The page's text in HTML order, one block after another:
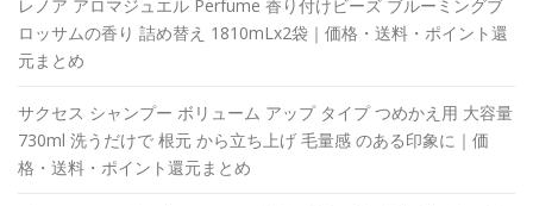
レノア アロマジュエル Perfume 香り付けビーズ ブルーミングブ
ロッサムの香り 詰め替え 1810mLx2袋｜価格・送料・ポイント還
元まとめ
サクセス シャンプー ボリューム アップ タイプ つめかえ用 大容量
730ml 洗うだけで 根元 から立ち上げ 毛量感 のある印象に｜価
格・送料・ポイント還元まとめ